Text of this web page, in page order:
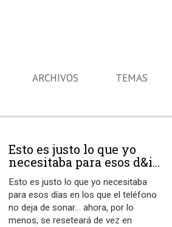
ARCHIVOS TEMAS
Esto es justo lo que yo
necesitaba para esos d&i...
Esto es justo lo que yo necesitaba
para esos días en los que el teléfono
no deja de sonar… ahora, por lo
menos, se reseteará de vez en